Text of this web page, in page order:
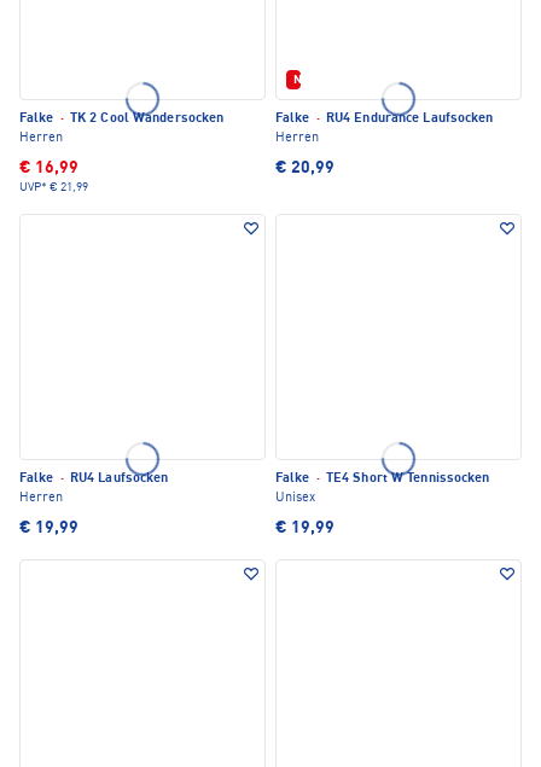
Falke ·
TK 2 Cool Wandersocken
Herren
€ 16,99
UVP* € 21,99
Neu
Falke · RU4 Endurance Laufsocken
Herren
€ 20,99
Falke · RU4 Laufsocken
Herren
€ 19,99
Falke ·
TE4 Short W Tennissocken
Unisex
€ 19,99